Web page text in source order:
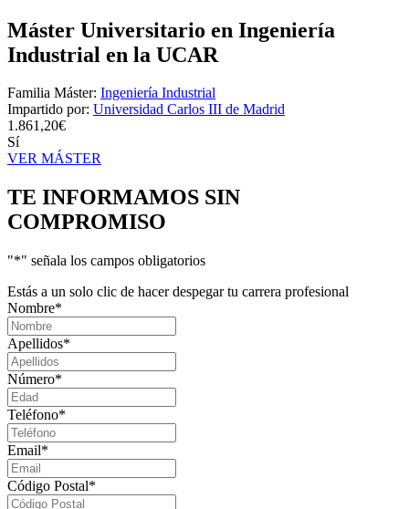
Máster Universitario en Ingeniería
Industrial en la UCAR
Familia Máster: Ingeniería Industrial
Impartido por: Universidad Carlos III de Madrid
1.861,20€
Sí
VER MÁSTER
TE INFORMAMOS SIN
COMPROMISO
"*" señala los campos obligatorios
Estás a un solo clic de hacer despegar tu carrera profesional
Nombre*
Apellidos*
Número*
Teléfono*
Email*
Código Postal*